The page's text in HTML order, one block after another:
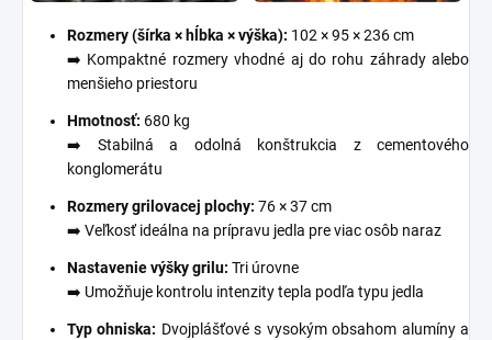
Rozmery (šírka × hĺbka × výška): 102 × 95 × 236 cm
➡️ Kompaktné rozmery vhodné aj do rohu záhrady alebo
menšieho priestoru
Hmotnosť: 680 kg
➡️ Stabilná a odolná konštrukcia z cementového
konglomerátu
Rozmery grilovacej plochy: 76 × 37 cm
➡️ Veľkosť ideálna na prípravu jedla pre viac osôb naraz
Nastavenie výšky grilu: Tri úrovne
➡️ Umožňuje kontrolu intenzity tepla podľa typu jedla
Typ ohniska: Dvojplášťové s vysokým obsahom alumíny a